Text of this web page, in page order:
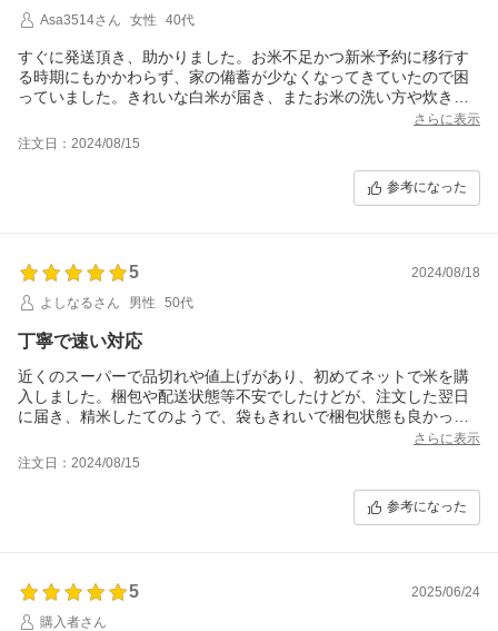
Asa3514さん
女性 40代
すぐに発送頂き、助かりました。お米不足かつ新米予約に移行す
る時期にもかかわらず、家の備蓄が少なくなってきていたので困
っていました。きれいな白米が届き、またお米の洗い方や炊き方
が載ったリーフレットも同封頂きお心遣いを感じました。また利
用させて頂きます。
さらに表示
注文日：2024/08/15
参考になった
5
2024/08/18
よしなるさん
男性 50代
丁寧で速い対応
近くのスーパーで品切れや値上げがあり、初めてネットで米を購
入しました。梱包や配送状態等不安でしたけどが、注文した翌日
に届き、精米したてのようで、袋もきれいで梱包状態も良かった
です。あいさつ文も入っていおり、このお店で購入して良かった
です。
さらに表示
注文日：2024/08/15
参考になった
5
2025/06/24
購入者さん